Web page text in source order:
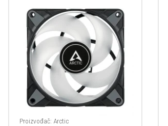
Proizvođač: Arctic